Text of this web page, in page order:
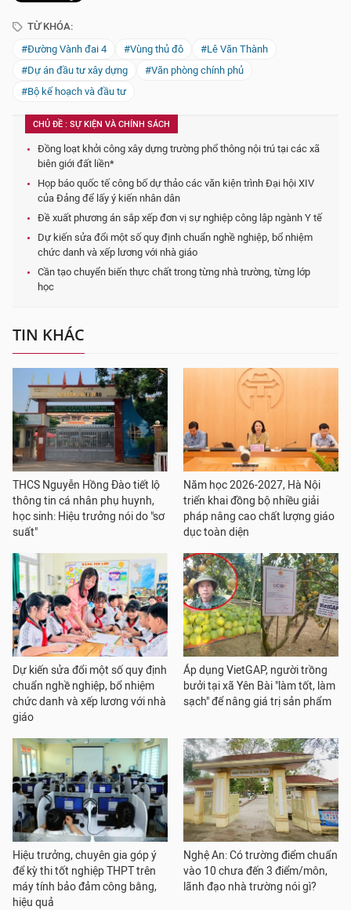
TỪ KHÓA:
#Đường Vành đai 4
#Vùng thủ đô
#Lê Văn Thành
#Dự án đầu tư xây dựng
#Văn phòng chính phủ
#Bộ kế hoạch và đầu tư
CHỦ ĐỀ : SỰ KIỆN VÀ CHÍNH SÁCH
Đồng loạt khởi công xây dựng trường phổ thông nội trú tại các xã
biên giới đất liền*
Họp báo quốc tế công bố dự thảo các văn kiện trình Đại hội XIV
của Đảng để lấy ý kiến nhân dân
Đề xuất phương án sắp xếp đơn vị sự nghiệp công lập ngành Y tế
Dự kiến sửa đổi một số quy định chuẩn nghề nghiệp, bổ nhiệm
chức danh và xếp lương với nhà giáo
Cần tạo chuyển biến thực chất trong từng nhà trường, từng lớp
học
TIN KHÁC
THCS Nguyễn Hồng Đào tiết lộ
thông tin cá nhân phụ huynh,
học sinh: Hiệu trưởng nói do "sơ
suất"
Năm học 2026-2027, Hà Nội
triển khai đồng bộ nhiều giải
pháp nâng cao chất lượng giáo
dục toàn diện
Dự kiến sửa đổi một số quy định
chuẩn nghề nghiệp, bổ nhiệm
chức danh và xếp lương với nhà
giáo
Áp dụng VietGAP, người trồng
bưởi tại xã Yên Bài "làm tốt, làm
sạch" để nâng giá trị sản phẩm
Hiệu trưởng, chuyên gia góp ý
để kỳ thi tốt nghiệp THPT trên
máy tính bảo đảm công bằng,
hiệu quả
Nghệ An: Có trường điểm chuẩn
vào 10 chưa đến 3 điểm/môn,
lãnh đạo nhà trường nói gì?